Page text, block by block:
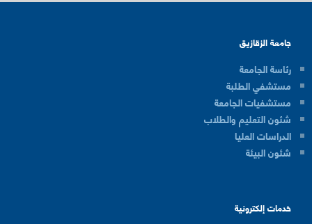
جامعة الزقازيق
رئاسة الجامعة
مستشفي الطلبة
مستشفيات الجامعة
شئون التعليم والطلاب
الدراسات العليا
شئون البيئة
خدمات إلكترونية